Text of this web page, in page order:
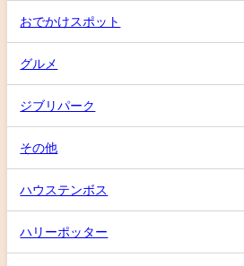
おでかけスポット
グルメ
ジブリパーク
その他
ハウステンボス
ハリーポッター